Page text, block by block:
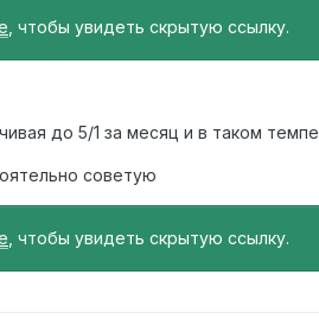
, чтобы увидеть скрытую ссылку.
до 5/1 за месяц и в таком
советую
, чтобы увидеть скрытую ссылку.